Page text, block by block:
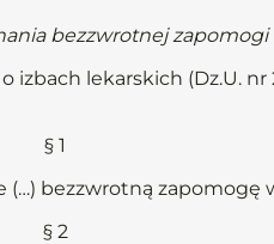
bezzwrotnej zapomogi
lekarskich (Dz.U. nr
§ 1
(…) bezzwrotną
§ 2